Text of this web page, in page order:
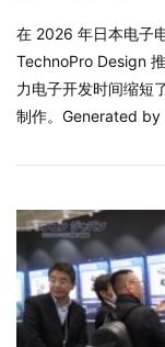
在 2026 年日本电子
TechnoPro Design
力电子开发时间缩短
制作。Generated by